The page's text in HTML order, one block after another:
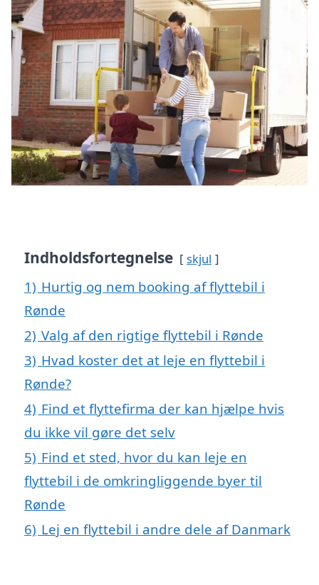
Indholdsfortegnelse skjul
1) Hurtig og nem booking af flyttebil i
Rønde
2) Valg af den rigtige flyttebil i Rønde
3) Hvad koster det at leje en flyttebil i
Rønde?
4) Find et flyttefirma der kan hjælpe hvis
du ikke vil gøre det selv
5) Find et sted, hvor du kan leje en
flyttebil i de omkringliggende byer til
Rønde
6) Lej en flyttebil i andre dele af Danmark